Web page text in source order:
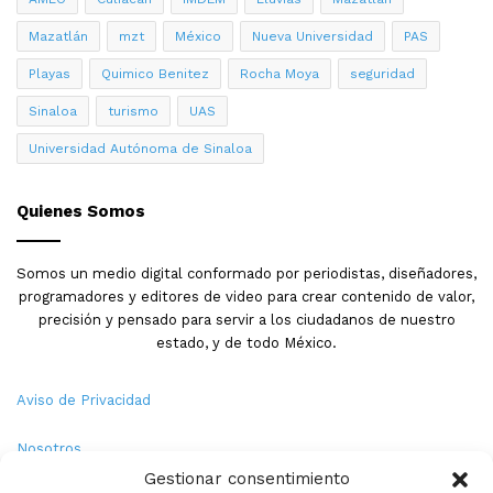
Gestionar consentimiento
Heridos en el accidente y atención médica inicial.De
manera extraoficial se mencionó que al menos tres
elementos del Ejército resultaron lesionados en el
accidente y recibieron atención médica inicial por parte
de sus compañeros mientras realizaban labores de
varios ocupantes del vehículo blindado sobrevivieron al
impacto inicial, aunque sufrieron traumatismo de diversa
gravedad. La atención médica de compañeros en campo
fue crítica para estabilización inicial de heridos antes de
evacuación profesional. El acceso limitado a zona
serrana donde ocurrió accidente habría complicado
médica inicial dependiera de recursos disponibles en
Mazatlán mzt México Nueva Universidad PAS
Playas Quimico Benitez Rocha Moya seguridad
Sinaloa turismo UAS
Universidad Autónoma de Sinaloa
Quienes Somos
Somos un medio digital conformado por periodistas, diseñadores,
programadores y editores de video para crear contenido de valor,
precisión y pensado para servir a los ciudadanos de nuestro
estado, y de todo México.
Aviso de Privacidad
Nosotros